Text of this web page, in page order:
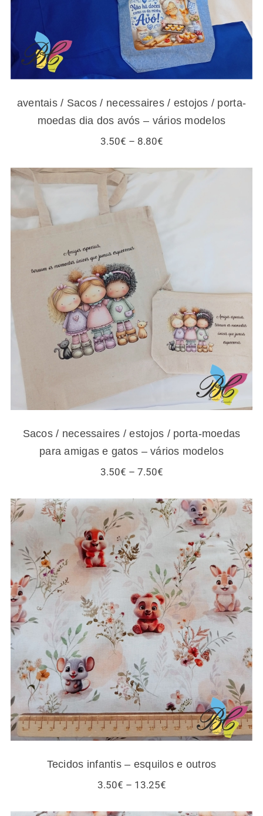
aventais / Sacos / necessaires / estojos / porta-
moedas dia dos avós – vários modelos
3.50€ – 8.80€Price
Sacos / necessaires / estojos / porta-
moedas para amigas e gatos – vários
modelos
Sacos / necessaires / estojos / porta-moedas
para amigas e gatos – vários modelos
3.50€ – 7.50€Price
through
7.50€
Tecidos infantis – esquilos e outros
Tecidos infantis – esquilos e outros
3.50€ – 13.25€Price